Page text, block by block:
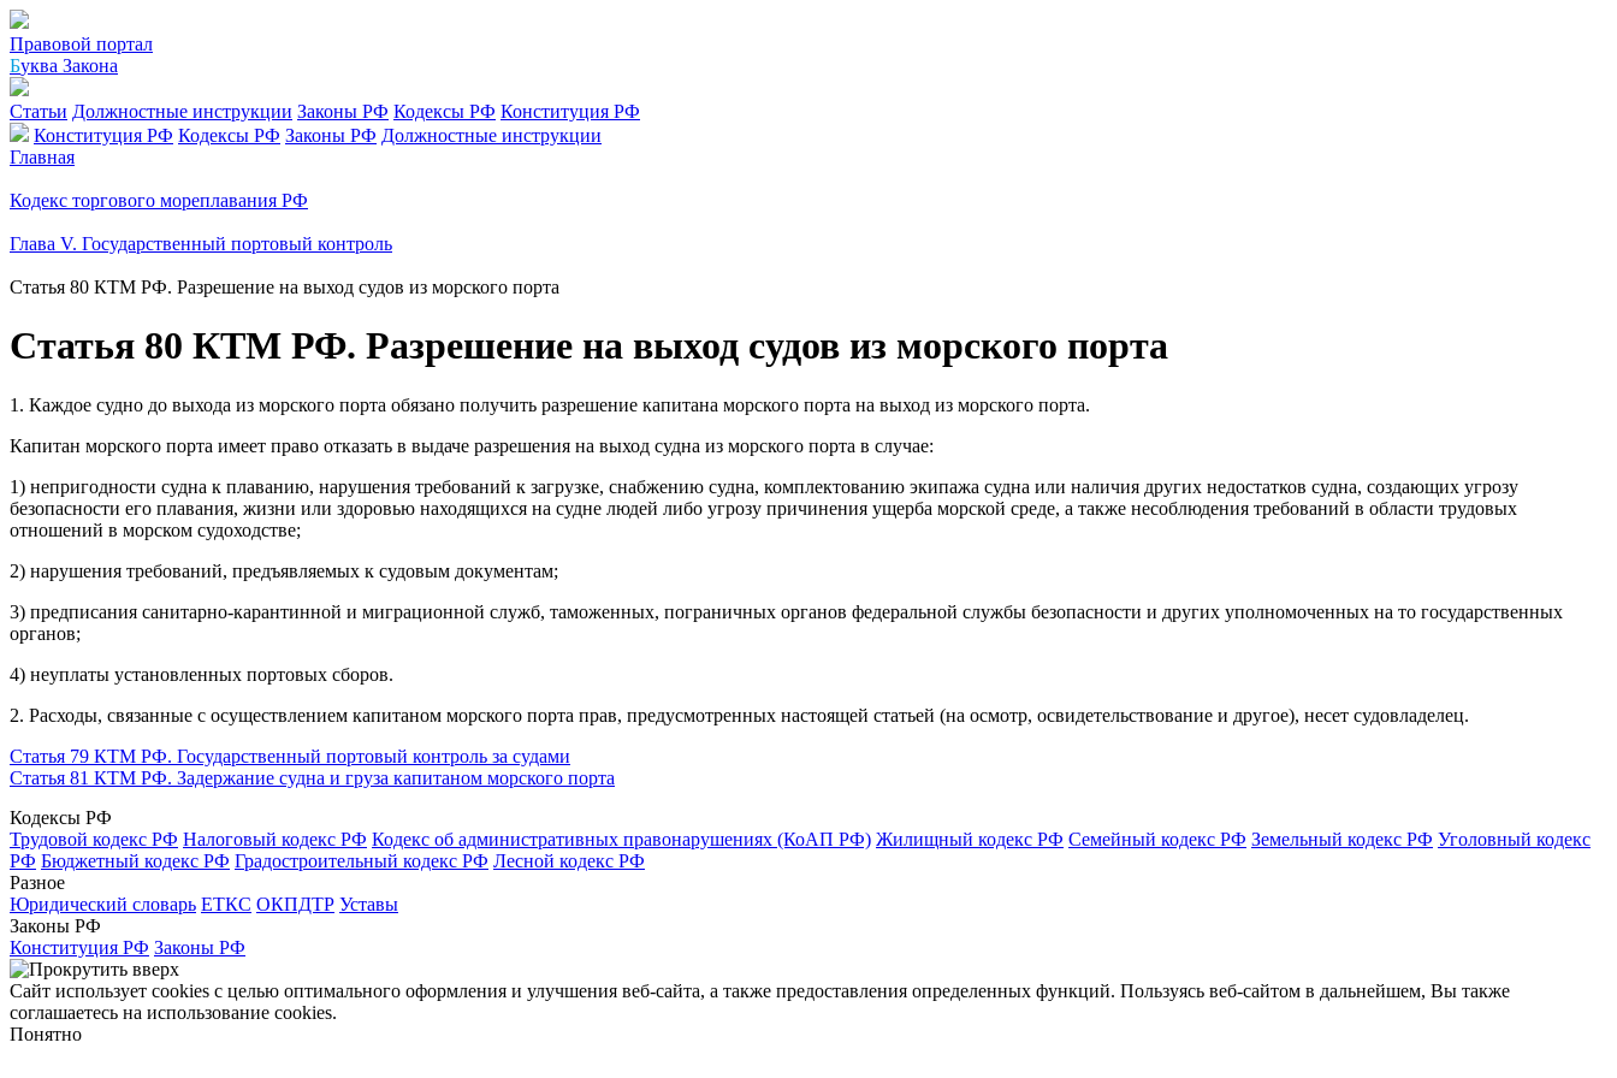
Правовой портал
Буква Закона
Статьи Должностные инструкции Законы РФ Кодексы РФ Конституция РФ
Конституция РФ Кодексы РФ Законы РФ Должностные инструкции
Главная
Кодекс торгового мореплавания РФ
Глава V. Государственный портовый контроль
Статья 80 КТМ РФ. Разрешение на выход судов из морского порта
Статья 80 КТМ РФ. Разрешение на выход судов из морского порта
1. Каждое судно до выхода из морского порта обязано получить разрешение капитана морского порта на выход из морского порта.
Капитан морского порта имеет право отказать в выдаче разрешения на выход судна из морского порта в случае:
1) непригодности судна к плаванию, нарушения требований к загрузке, снабжению судна, комплектованию экипажа судна или наличия других недостатков судна, создающих угрозу
безопасности его плавания, жизни или здоровью находящихся на судне людей либо угрозу причинения ущерба морской среде, а также несоблюдения требований в области трудовых
отношений в морском судоходстве;
2) нарушения требований, предъявляемых к судовым документам;
3) предписания санитарно-карантинной и миграционной служб, таможенных, пограничных органов федеральной службы безопасности и других уполномоченных на то государственных
органов;
4) неуплаты установленных портовых сборов.
2. Расходы, связанные с осуществлением капитаном морского порта прав, предусмотренных настоящей статьей (на осмотр, освидетельствование и другое), несет судовладелец.
Статья 79 КТМ РФ. Государственный портовый контроль за судами
Статья 81 КТМ РФ. Задержание судна и груза капитаном морского порта
Кодексы РФ
Трудовой кодекс РФ Налоговый кодекс РФ Кодекс об административных правонарушениях (КоАП РФ) Жилищный кодекс РФ Семейный кодекс РФ Земельный кодекс РФ Уголовный кодекс
РФ Бюджетный кодекс РФ Градостроительный кодекс РФ Лесной кодекс РФ
Разное
Юридический словарь ЕТКС ОКПДТР Уставы
Законы РФ
Конституция РФ Законы РФ
Сайт использует cookies с целью оптимального оформления и улучшения веб-сайта, а также предоставления определенных функций. Пользуясь веб-сайтом в дальнейшем, Вы также
соглашаетесь на использование cookies.
Понятно